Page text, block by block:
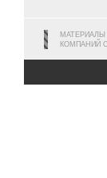
КОМПАНИЙ